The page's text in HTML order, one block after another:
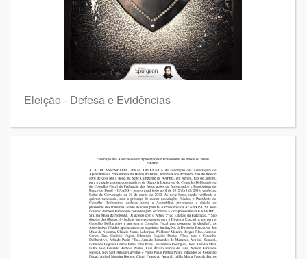
Eleição - Defesa e Evidências